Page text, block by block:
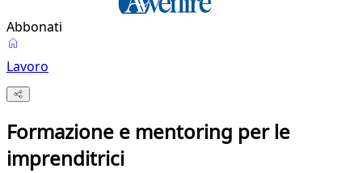
Abbonati
Lavoro
Formazione e mentoring per le
imprenditrici